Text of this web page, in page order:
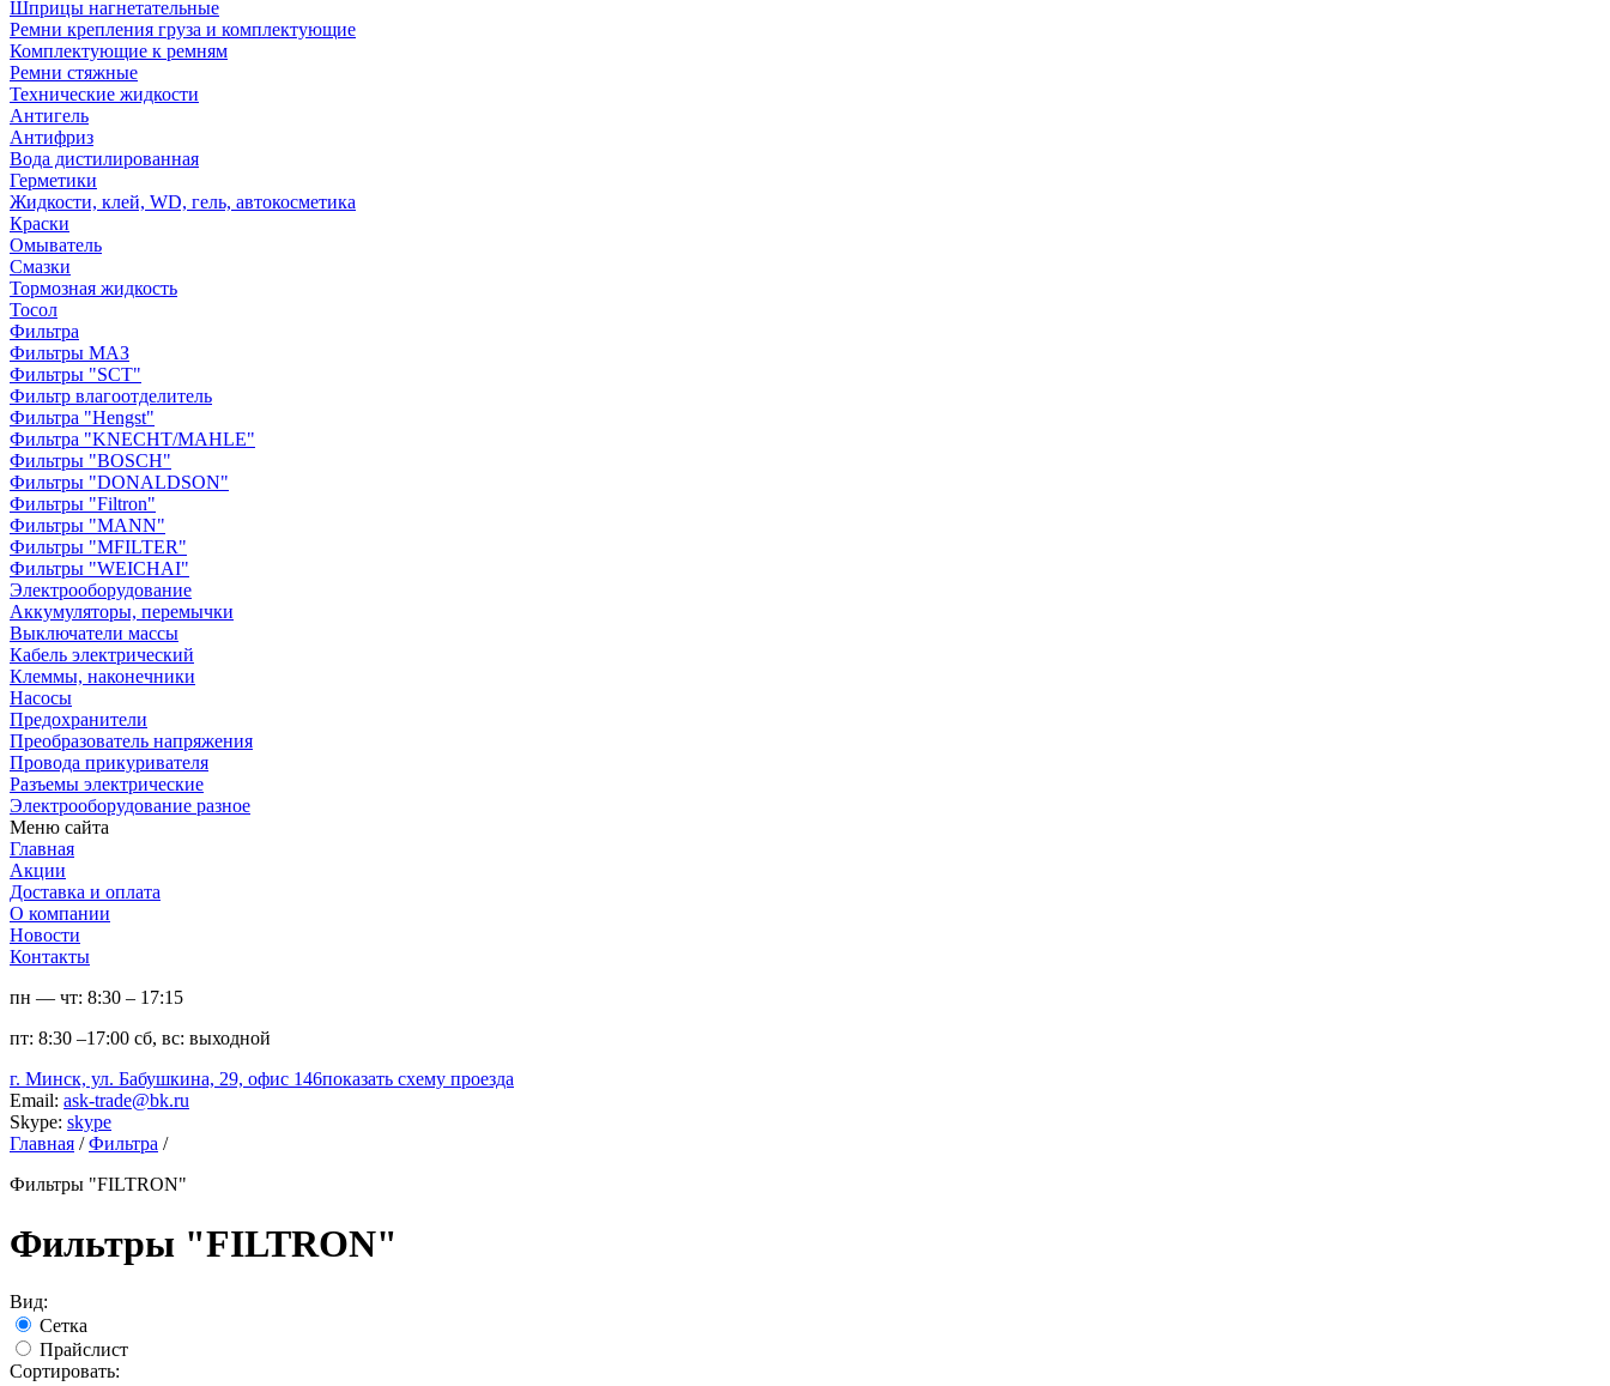
Шприцы нагнетательные
Ремни крепления груза и комплектующие
Комплектующие к ремням
Ремни стяжные
Технические жидкости
Антигель
Антифриз
Вода дистилированная
Герметики
Жидкости, клей, WD, гель, автокосметика
Краски
Омыватель
Смазки
Тормозная жидкость
Тосол
Фильтра
Фильтры МАЗ
Фильтры "SCT"
Фильтр влагоотделитель
Фильтра "Hengst"
Фильтра "KNECHT/MAHLE"
Фильтры "BOSCH"
Фильтры "DONALDSON"
Фильтры "Filtron"
Фильтры "MANN"
Фильтры "MFILTER"
Фильтры "WEICHAI"
Электрооборудование
Аккумуляторы, перемычки
Выключатели массы
Кабель электрический
Клеммы, наконечники
Насосы
Предохранители
Преобразователь напряжения
Провода прикуривателя
Разъемы электрические
Электрооборудование разное
Меню сайта
Главная
Акции
Доставка и оплата
О компании
Новости
Контакты
пн — чт: 8:30 – 17:15
пт: 8:30 –17:00 сб, вс: выходной
г. Минск, ул. Бабушкина, 29, офис 146показать схему проезда
Email: ask-trade@bk.ru
Skype: skype
Главная / Фильтра /
Фильтры "FILTRON"
Фильтры "FILTRON"
Вид:
Сетка
Прайслист
Сортировать: